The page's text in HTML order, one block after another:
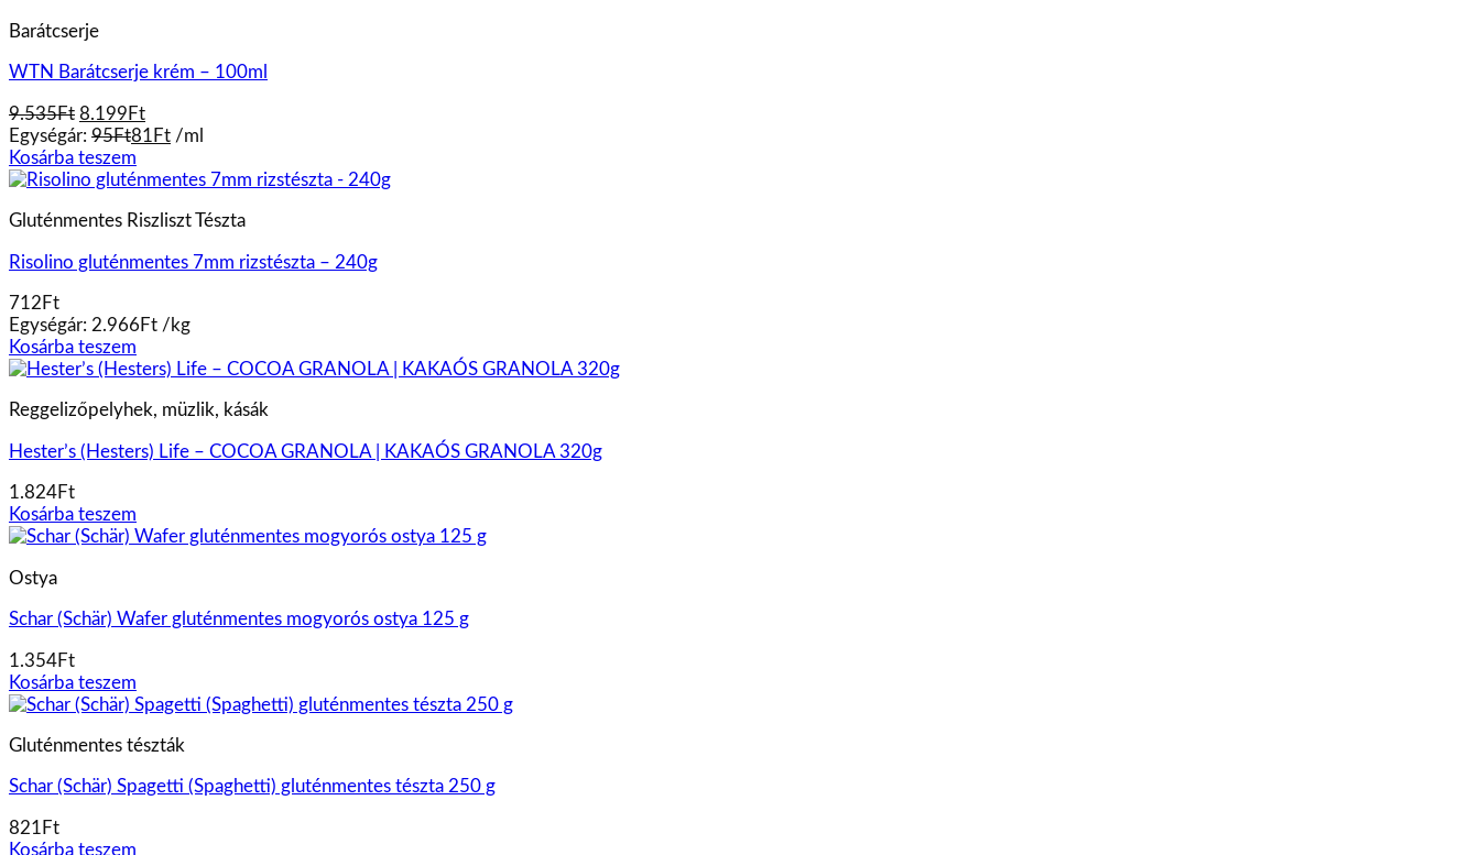
Barátcserje
WTN Barátcserje krém – 100ml
9.535Ft Original
price
was:
9.535Ft.
8.199 FtCurrent
price
8.199Ft.
Egységár: 95Ft81 Ft /ml
Kosárba teszem
Gluténmentes Riszliszt Tészta
Risolino gluténmentes 7mm rizstészta – 240g
712 Ft
Egységár: 2.966 Ft /kg
Kosárba teszem
Reggelizőpelyhek, müzlik, kásák
Hester’s (Hesters) Life – COCOA GRANOLA | KAKAÓS GRANOLA 320g
1.824Ft
Kosárba teszem
Ostya
Schar (Schär) Wafer gluténmentes mogyorós ostya 125 g
1.354Ft
Kosárba teszem
Gluténmentes tészták
Schar (Schär) Spagetti (Spaghetti) gluténmentes tészta 250 g
821 Ft
Kosárba teszem